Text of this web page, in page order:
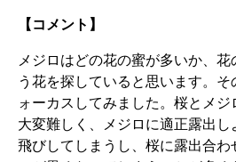
【コメント】
メジロはどの花の蜜が多いか、
う花を探していると思います。
ォーカスしてみました。桜とメ
大変難しく、メジロに適正露出し
飛びしてしまうし、桜に露出合わ